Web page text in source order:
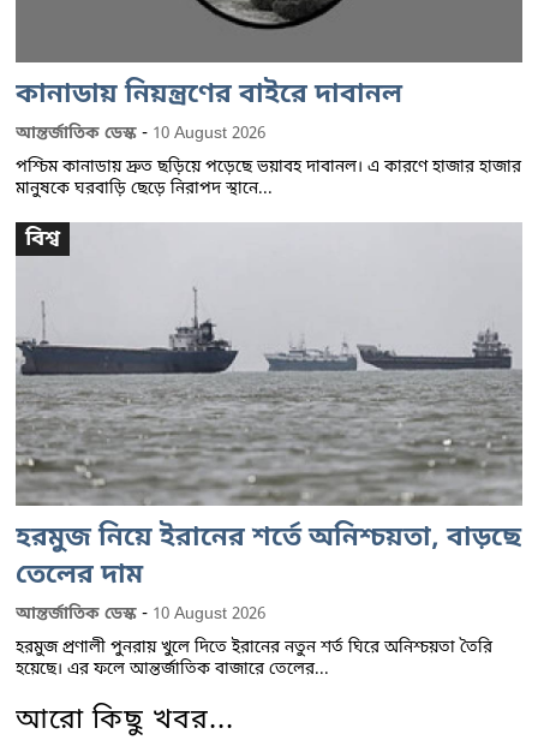
কানাডায় নিয়ন্ত্রণের বাইরে দাবানল
আন্তর্জাতিক ডেস্ক - 10 August 2026
পশ্চিম কানাডায় দ্রুত ছড়িয়ে পড়েছে ভয়াবহ দাবানল। এ কারণে হাজার হাজার
মানুষকে ঘরবাড়ি ছেড়ে নিরাপদ স্থানে...
বিশ্ব
হরমুজ নিয়ে ইরানের শর্তে অনিশ্চয়তা, বাড়ছে
তেলের দাম
আন্তর্জাতিক ডেস্ক - 10 August 2026
হরমুজ প্রণালী পুনরায় খুলে দিতে ইরানের নতুন শর্ত ঘিরে অনিশ্চয়তা তৈরি
হয়েছে। এর ফলে আন্তর্জাতিক বাজারে তেলের...
আরো কিছু খবর...